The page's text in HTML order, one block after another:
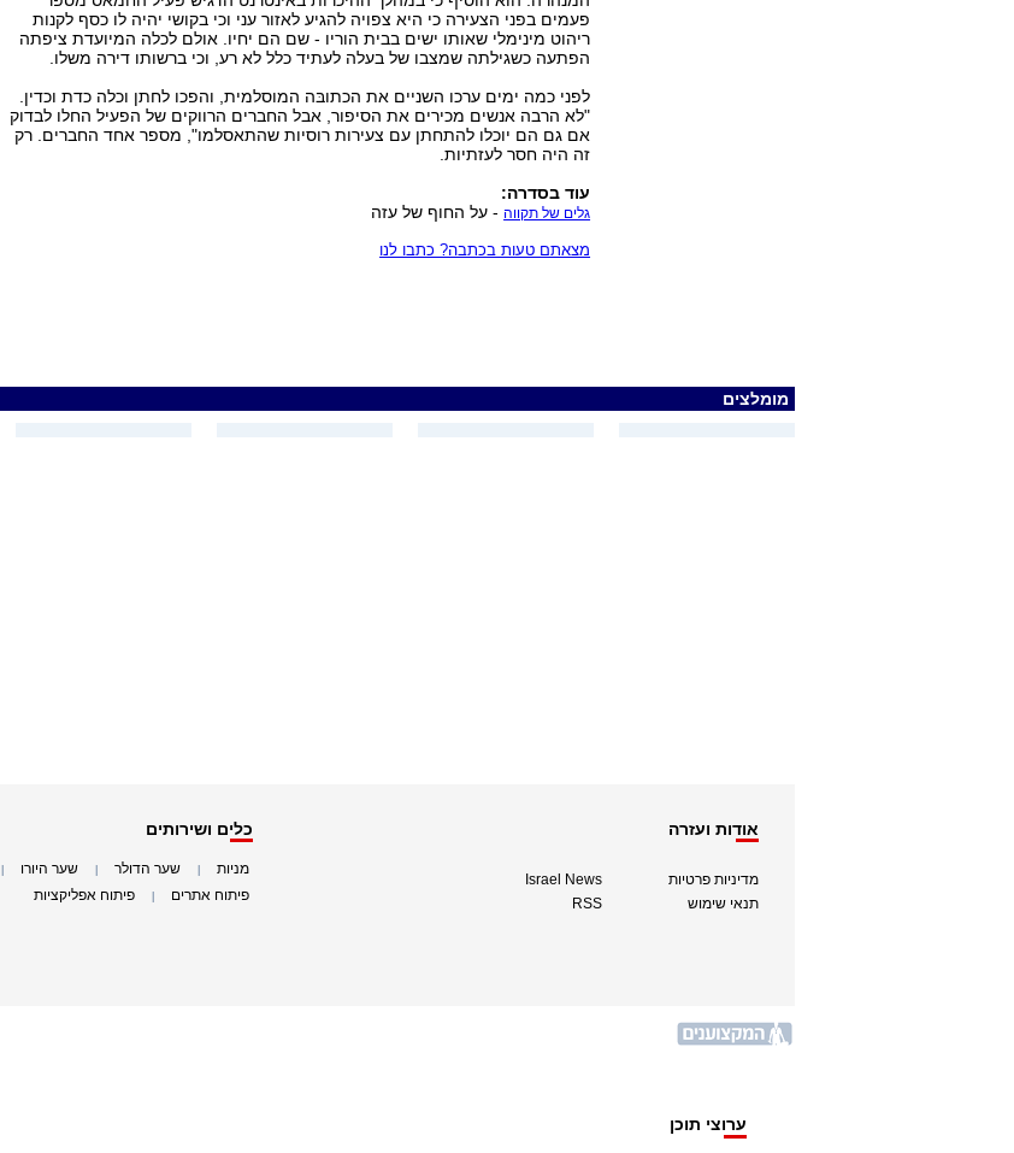
פעמים בפני הצעירה כי היא צפויה להגיע לאזור עני וכי בקושי יהיה לו כסף לקנות
ריהוט מינימלי שאותו ישים בבית הוריו - שם הם יחיו. אולם לכלה המיועדת ציפתה
הפתעה כשגילתה שמצבו של בעלה לעתיד כלל לא רע, וכי ברשותו דירה משלו.
לפני כמה ימים ערכו השניים את הכתובּה המוסלמית, והפכו לחתן וכלה כדת וכדין.
"לא הרבה אנשים מכירים את הסיפור, אבל החברים הרווקים של הפעיל החלו לבדוק
אם גם הם יוכלו להתחתן עם צעירות רוסיות שהתאסלמו", מספר אחד החברים. רק
זה היה חסר לעזתיות.
עוד בסדרה:
גלים של תקווה- על החוף של עזה
מצאתם טעות בכתבה? כתבו לנו
מומלצים
אודות ועזרה
מדיניות פרטיות
תנאי שימוש
Israel News
RSS
כלים ושירותים
מניות שער הדולר שער היורו
פיתוח אתרים פיתוח אפליקציות
ערוצי תוכן